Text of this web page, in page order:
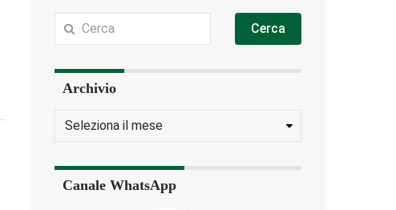
Cerca
Archivio
Canale WhatsApp